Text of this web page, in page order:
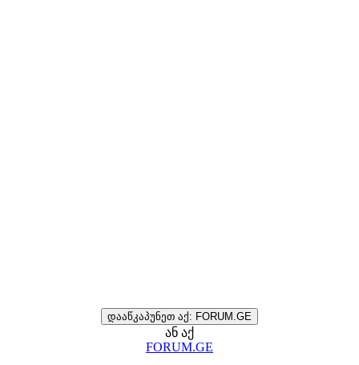
დააწკაპუნეთ აქ: FORUM.GE
ან აქ
FORUM.GE